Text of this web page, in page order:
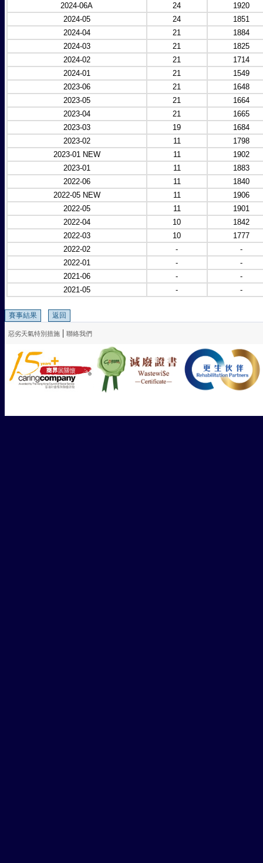
2024-06A
24
1920
2024-05
24
1851
2024-04
21
1884
2024-03
21
1825
2024-02
21
1714
2024-01
21
1549
2023-06
21
1648
2023-05
21
1664
2023-04
21
1665
2023-03
19
1684
2023-02
11
1798
2023-01 NEW
11
1902
2023-01
11
1883
2022-06
11
1840
2022-05 NEW
11
1906
2022-05
11
1901
2022-04
10
1842
2022-03
10
1777
2022-02
-
-
2022-01
-
-
2021-06
-
-
2021-05
- -